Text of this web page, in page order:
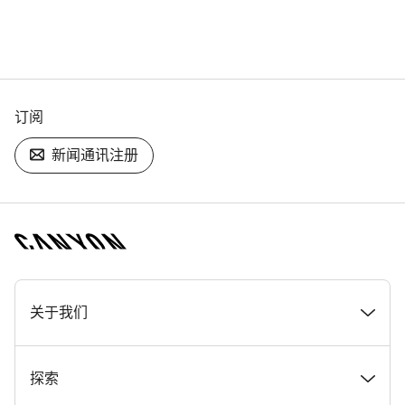
订阅
新闻通讯注册
[footer.linksList.title]
关于我们
奖项
探索